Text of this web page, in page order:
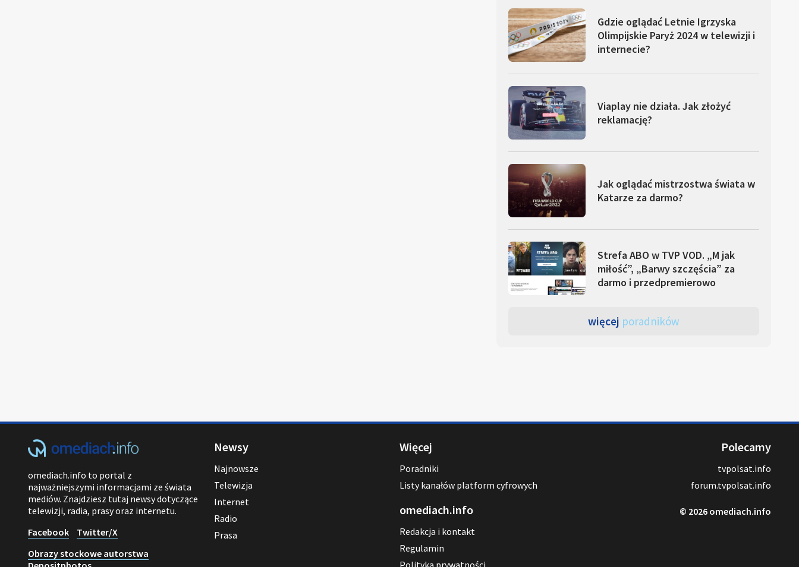
Gdzie oglądać Letnie Igrzyska
Olimpijskie Paryż 2024 w telewizji i
internecie?
Viaplay nie działa. Jak złożyć
reklamację?
Jak oglądać mistrzostwa świata w
Katarze za darmo?
Strefa ABO w TVP VOD. „M jak
miłość”, „Barwy szczęścia” za
darmo i przedpremierowo
więcej poradników
omediach.info to portal z
najważniejszymi informacjami ze świata
mediów. Znajdziesz tutaj newsy dotyczące
telewizji, radia, prasy oraz internetu.
Facebook
Twitter/X
Obrazy stockowe autorstwa
Newsy
Najnowsze
Telewizja
Internet
Radio
Prasa
Więcej
Poradniki
Listy kanałów platform cyfrowych
omediach.info
Redakcja i kontakt
Regulamin
Polityka prywatności
Polecamy
tvpolsat.info
forum.tvpolsat.info
© 2026 omediach.info